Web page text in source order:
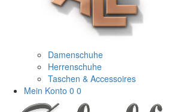
Damenschuhe
Herrenschuhe
Taschen & Accessoires
Mein Konto 0 0